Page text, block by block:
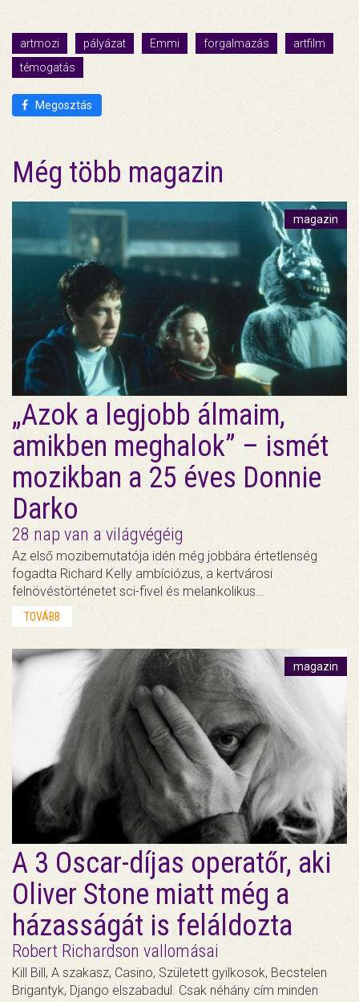
artmozi pályázat Emmi forgalmazás
artfilm
témogatás
Megosztás
Még több magazin
magazin
„Azok a legjobb álmaim,
amikben meghalok” – ismét
mozikban a 25 éves Donnie
Darko
28 nap van a világvégéig
Az első mozibemutatója idén még jobbára értetlenség
fogadta Richard Kelly ambíciózus, a kertvárosi
felnövéstörténetet sci-fivel és melankolikus…
TOVÁBB
magazin
A 3 Oscar-díjas operatőr, aki
Oliver Stone miatt még a
házasságát is feláldozta
Robert Richardson vallomásai
Kill Bill, A szakasz, Casino, Született gyilkosok, Becstelen
Brigantyk, Django elszabadul. Csak néhány cím minden